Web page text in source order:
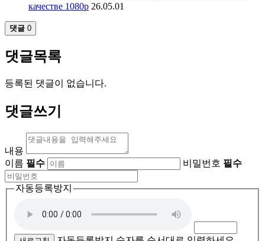
качестве 1080p 26.05.01
댓글 0
댓글목록
등록된 댓글이 없습니다.
댓글쓰기
내용
이름 필수 비밀번호 필수
자동등록방지